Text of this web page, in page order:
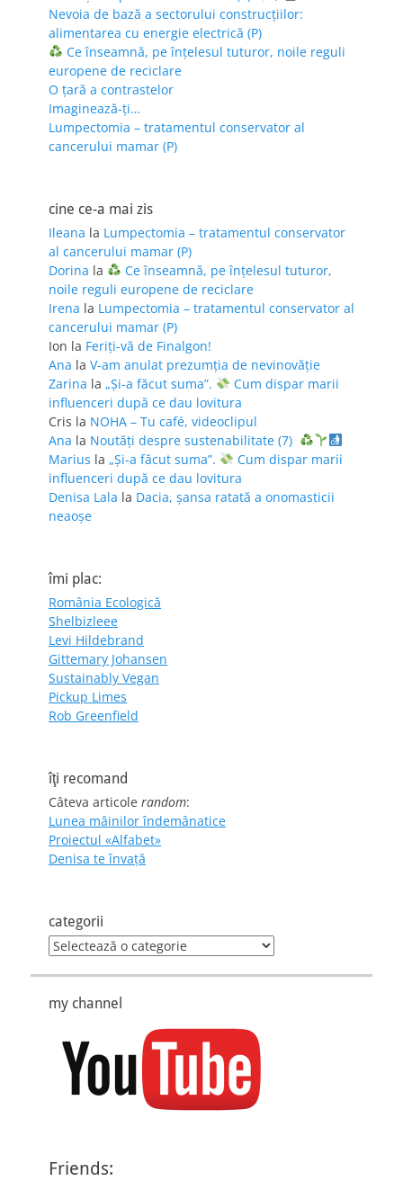
Nevoia de bază a sectorului construcțiilor:
alimentarea cu energie electrică (P)
Ce înseamnă, pe înțelesul tuturor, noile reguli
europene de reciclare
O țară a contrastelor
Imaginează-ți…
Lumpectomia – tratamentul conservator al
cancerului mamar (P)
cine ce-a mai zis
Ileana la Lumpectomia – tratamentul conservator
al cancerului mamar (P)
Dorina la
Ce înseamnă, pe înțelesul tuturor,
noile reguli europene de reciclare
Irena la Lumpectomia – tratamentul conservator al
cancerului mamar (P)
Ion la Feriţi-vă de Finalgon!
Ana la V-am anulat prezumția de nevinovăție
Zarina la „Și-a făcut suma”.
Cum dispar marii
influenceri după ce dau lovitura
Cris la NOHA – Tu café, videoclipul
Ana la Noutăți despre sustenabilitate (7)
Marius la „Și-a făcut suma”.
Cum dispar marii
influenceri după ce dau lovitura
Denisa Lala la Dacia, șansa ratată a onomasticii
neaoșe
îmi plac:
România Ecologică
Shelbizleee
Levi Hildebrand
Gittemary Johansen
Sustainably Vegan
Pickup Limes
Rob Greenfield
îţi recomand
Câteva articole random:
Lunea mâinilor îndemânatice
Proiectul «Alfabet»
Denisa te învaţă
categorii
categorii
my channel
Friends: